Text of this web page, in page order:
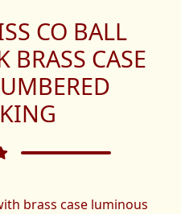
CO BALL
BRASS CASE
brass case luminous